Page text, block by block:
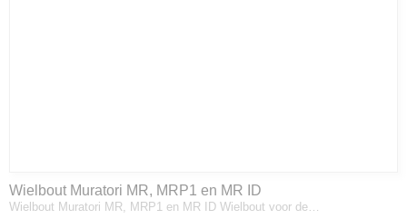
Wielbout Muratori MR, MRP1 en MR ID
Wielbout Muratori MR, MRP1 en MR ID Wielbout voor de…